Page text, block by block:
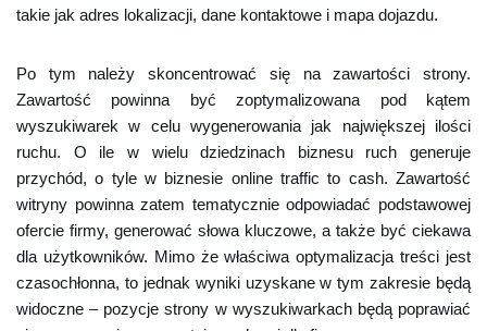
takie jak adres lokalizacji, dane kontaktowe i mapa dojazdu.
Po tym należy skoncentrować się na zawartości strony.
Zawartość powinna być zoptymalizowana pod kątem
wyszukiwarek w celu wygenerowania jak największej ilości
ruchu. O ile w wielu dziedzinach biznesu ruch generuje
przychód, o tyle w biznesie online traffic to cash. Zawartość
witryny powinna zatem tematycznie odpowiadać podstawowej
ofercie firmy, generować słowa kluczowe, a także być ciekawa
dla użytkowników. Mimo że właściwa optymalizacja treści jest
czasochłonna, to jednak wyniki uzyskane w tym zakresie będą
widoczne – pozycje strony w wyszukiwarkach będą poprawiać